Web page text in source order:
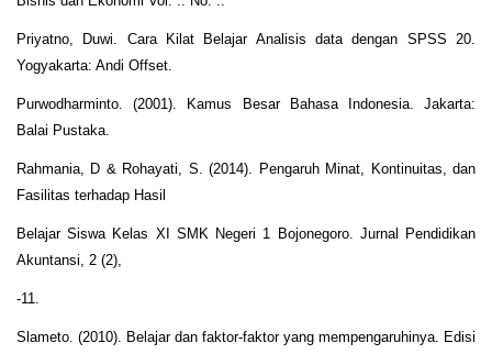
Priyatno, Duwi. Cara Kilat Belajar Analisis data dengan SPSS 20.
Yogyakarta: Andi Offset.
Purwodharminto. (2001). Kamus Besar Bahasa Indonesia. Jakarta:
Balai Pustaka.
Rahmania, D & Rohayati, S. (2014). Pengaruh Minat, Kontinuitas, dan
Fasilitas terhadap Hasil
Belajar Siswa Kelas XI SMK Negeri 1 Bojonegoro. Jurnal Pendidikan
Akuntansi, 2 (2),
-11.
Slameto. (2010). Belajar dan faktor-faktor yang mempengaruhinya. Edisi